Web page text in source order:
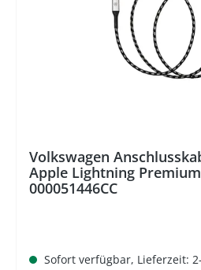
Volkswagen
Apple Lightning
000051446CC
Sofort verfügbar, Lieferzeit: